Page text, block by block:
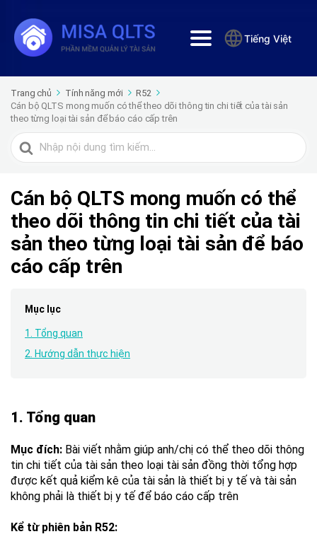
Tiếng Việt
Trang chủ Tính năng mới
R52
Cán bộ QLTS mong muốn có thể theo dõi thông tin chi tiết của tài sản
theo từng loại tài sản để báo cáo cấp trên
Tìm
kiếm
Cán bộ QLTS mong muốn có thể
theo dõi thông tin chi tiết của tài
sản theo từng loại tài sản để báo
cáo cấp trên
Mục lục
1. Tổng quan
2. Hướng dẫn thực hiện
1. Tổng quan
Mục đích: Bài viết nhằm giúp anh/chị có thể theo dõi thông
tin chi tiết của tài sản theo loại tài sản đồng thời tổng hợp
được kết quả kiểm kê của tài sản là thiết bị y tế và tài sản
không phải là thiết bị y tế để báo cáo cấp trên
Kể từ phiên bản R52: